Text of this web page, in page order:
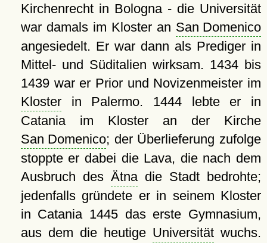
Kirchenrecht in Bologna - die Universität
war damals im Kloster an San Domenico
angesiedelt. Er war dann als Prediger in
Mittel- und Süditalien wirksam. 1434 bis
1439 war er Prior und Novizenmeister im
Klosterin Palermo. 1444 lebte er in
Catania im Kloster an der Kirche
San Domenico; der Überlieferung zufolge
stoppte er dabei die Lava, die nach dem
Ausbruch des Ätnadie Stadt bedrohte;
jedenfalls gründete er in seinem Kloster
in Catania 1445 das erste Gymnasium,
aus dem die heutige Universitätwuchs.